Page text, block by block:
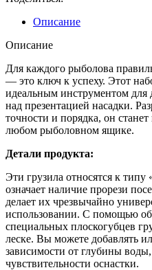
Описание
Описание
Для каждого рыболова
— это ключ к успеху. Этот
идеальным инструментом для
над презентацией насадки.
точности и порядка, он
любом рыболовном ящике.
Детали продукта:
Эти грузила относятся к типу
означает наличие прорези
делает их чрезвычайно
использовании. С помощью
специальных плоскогубцев
леске. Вы можете добавлять
зависимости от глубины
чувствительности оснастки.